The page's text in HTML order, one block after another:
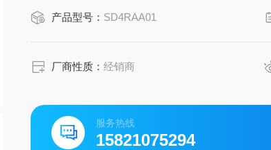
产品型号： SD4RAA01
厂商性质：经销商
服务热线
15821075294